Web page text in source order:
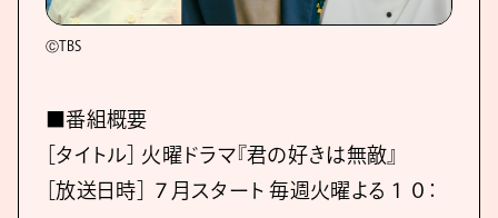
ⒸTBS
■番組概要
［タイトル］ 火曜ドラマ『君の好きは無敵』
［放送日時］ ７月スタート 毎週火曜よる１０：